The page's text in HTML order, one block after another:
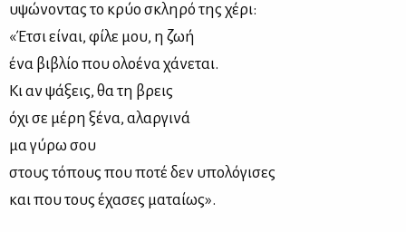
υψώνοντας το κρύο σκληρό της χέρι:
«Έτσι είναι, φίλε μου, η ζωή
ένα βιβλίο που ολοένα χάνεται.
Κι αν ψάξεις, θα τη βρεις
όχι σε μέρη ξένα, αλαργινά
μα γύρω σου
στους τόπους που ποτέ δεν υπολόγισες
και που τους έχασες ματαίως».